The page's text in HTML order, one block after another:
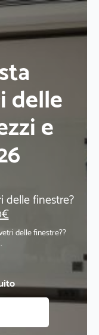
delle
e
delle finestre?
delle finestre??